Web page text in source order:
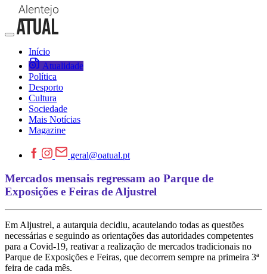
Início
Atualidade
Política
Desporto
Cultura
Sociedade
Mais Notícias
Magazine
geral@oatual.pt
Mercados mensais regressam ao Parque de
Exposições e Feiras de Aljustrel
Em Aljustrel, a autarquia decidiu, acautelando todas as questões
necessárias e seguindo as orientações das autoridades competentes
para a Covid-19, reativar a realização de mercados tradicionais no
Parque de Exposições e Feiras, que decorrem sempre na primeira 3ª
feira de cada mês.